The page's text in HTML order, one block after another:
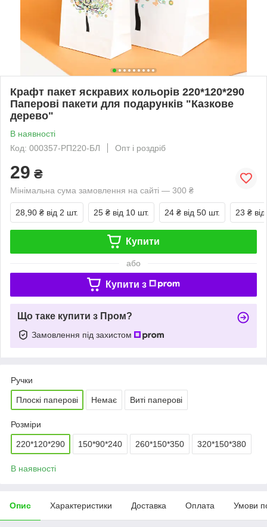
Крафт пакет яскравих кольорів 220*120*290
Паперові пакети для подарунків "Казкове
дерево"
В наявності
Код: 000357-РП220-БЛ
Опт і роздріб
29 ₴
Мінімальна сума замовлення на сайті — 300 ₴
28,90 ₴ від 2 шт. 25 ₴ від 10 шт. 24 ₴ від 50 шт. 23 ₴
Купити
або
Купити з
Що таке купити з Пром?
Замовлення під захистом
Ручки
Плоскі паперові Немає Виті паперові
Розміри
220*120*290 150*90*240 260*150*350 320*150*380
В наявності
Опис Характеристики Доставка Оплата Умови